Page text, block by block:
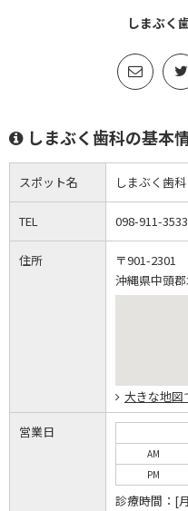
しまぶく
しまぶく歯科の基本
スポット名 しまぶく歯科
TEL 098-911-3533
住所
〒901-2301
沖縄県中頭
大きな地図
営業日
AM
PM
診療時間： [